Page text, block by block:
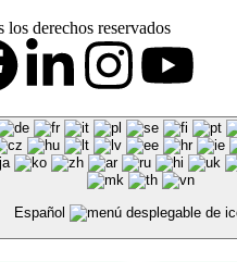
derechos reservados
Español